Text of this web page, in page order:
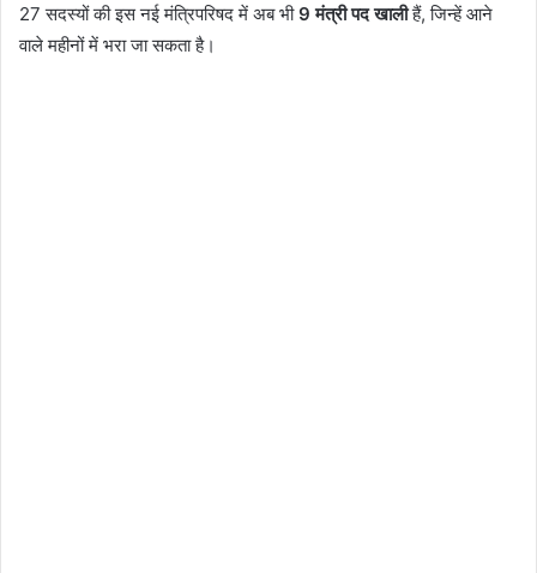
27 सदस्यों की इस नई मंत्रिपरिषद में अब भी9 मंत्री पद खालीहैं, जिन्हें आने
वाले महीनों में भरा जा सकता है।